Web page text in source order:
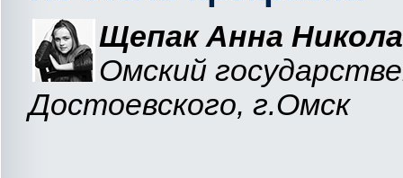
Щепак Анна
Oмский
Достоевского, г.Омск